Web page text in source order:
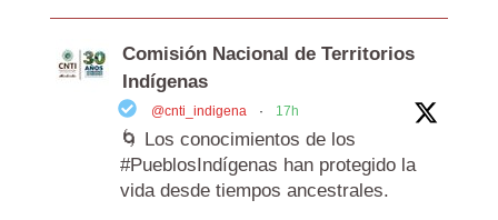
Comisión Nacional de Territorios
Indígenas
@cnti_indigena · 17h
🌀 Los conocimientos de los
#PueblosIndígenas han protegido la
vida desde tiempos ancestrales.